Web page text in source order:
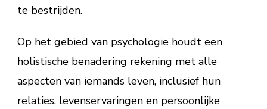
te bestrijden.
Op het gebied van psychologie houdt een
holistische benadering rekening met alle
aspecten van iemands leven, inclusief hun
relaties, levenservaringen en persoonlijke